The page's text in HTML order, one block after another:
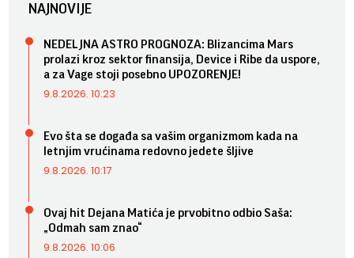
NAJNOVIJE
NEDELJNA ASTRO PROGNOZA: Blizancima Mars
prolazi kroz sektor finansija, Device i Ribe da uspore,
a za Vage stoji posebno UPOZORENJE!
9.8.2026. 10:23
Evo šta se događa sa vašim organizmom kada na
letnjim vrućinama redovno jedete šljive
9.8.2026. 10:17
Ovaj hit Dejana Matića je prvobitno odbio Saša:
„Odmah sam znao“
9.8.2026. 10:06